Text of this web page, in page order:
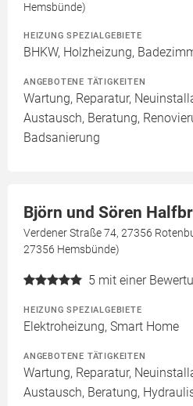
Hemsbünde)
HEIZUNG SPEZIALGEBIETE
BHKW, Holzheizung,
ANGEBOTENE TÄTIGKEITEN
Wartung, Reparatur,
Austausch, Beratung,
Badsanierung
Björn und Sören
Verdener Straße 74, 27356
27356 Hemsbünde)
5 mit einer
HEIZUNG SPEZIALGEBIETE
Elektroheizung, Smart Home
ANGEBOTENE TÄTIGKEITEN
Wartung, Reparatur,
Austausch, Beratung,